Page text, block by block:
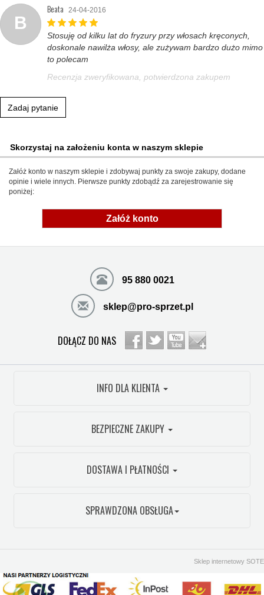
B
Beata 24-04-2016
Stosuję od kilku lat do fryzury przy włosach kręconych,
doskonale nawilża włosy, ale zużywam bardzo dużo mimo
to polecam
Recenzja zweryfikowana, potwierdzona zakupem
Zadaj pytanie
Skorzystaj na założeniu konta w naszym sklepie
Załóż konto w naszym sklepie i zdobywaj punkty za swoje zakupy, dodane
opinie i wiele innych. Pierwsze punkty zdobądź za zarejestrowanie się
poniżej:
Załóż konto
95 880 0021
sklep@pro-sprzet.pl
DOŁĄCZ DO NAS
INFO DLA KLIENTA
BEZPIECZNE ZAKUPY
DOSTAWA I PŁATNOŚCI
SPRAWDZONA OBSŁUGA
Sklep internetowy SOTE